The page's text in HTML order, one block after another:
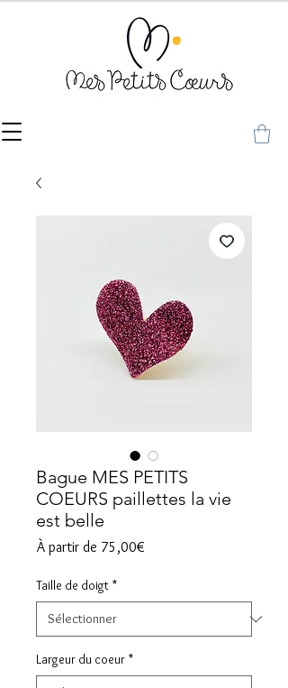
Bague MES PETITS
COEURS paillettes la vie
est belle
À partir de 75,00€
Taille de doigt *
Largeur du coeur *